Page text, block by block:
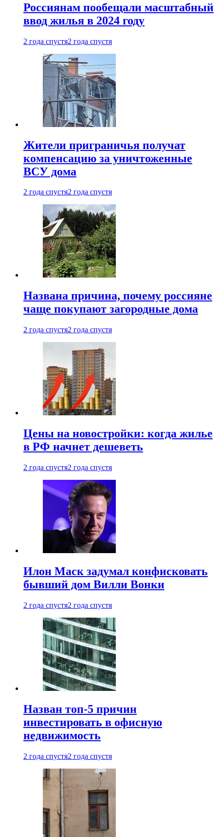
Россиянам пообещали масштабный
ввод жилья в 2024 году
2 года спустя2 года спустя
Жители приграничья получат
компенсацию за уничтоженные
ВСУ дома
2 года спустя2 года спустя
Названа причина, почему россияне
чаще покупают загородные дома
2 года спустя2 года спустя
Цены на новостройки: когда жилье
в РФ начнет дешеветь
2 года спустя2 года спустя
Илон Маск задумал конфисковать
бывший дом Вилли Вонки
2 года спустя2 года спустя
Назван топ-5 причин
инвестировать в офисную
недвижимость
2 года спустя2 года спустя